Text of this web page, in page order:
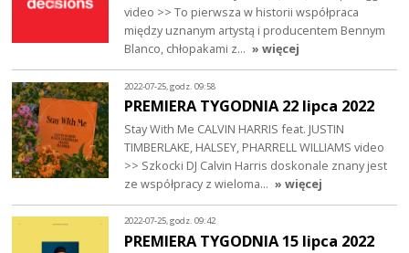
video >> To pierwsza w historii współpraca
między uznanym artystą i producentem Bennym
Blanco, chłopakami z… » więcej
2022-07-25, godz. 09:58
PREMIERA TYGODNIA 22 lipca 2022
Stay With Me CALVIN HARRIS feat. JUSTIN
TIMBERLAKE, HALSEY, PHARRELL WILLIAMS video
>> Szkocki DJ Calvin Harris doskonale znany jest
ze współpracy z wieloma… » więcej
2022-07-25, godz. 09:42
PREMIERA TYGODNIA 15 lipca 2022